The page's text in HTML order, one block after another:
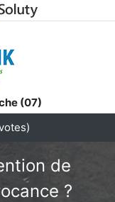
(07)
de
?